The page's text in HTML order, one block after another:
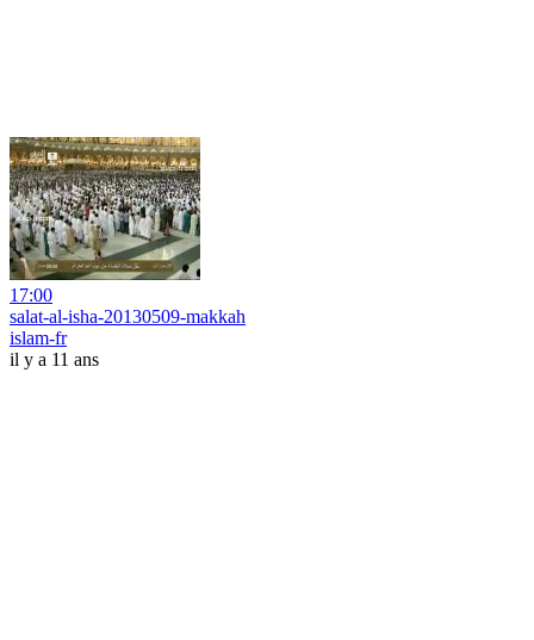
17:00
salat-al-isha-20130509-makkah
islam-fr
il y a 11 ans